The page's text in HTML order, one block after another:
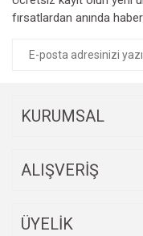
fırsatlardan anında
KURUMSAL
ALIŞVERİŞ
ÜYELİK